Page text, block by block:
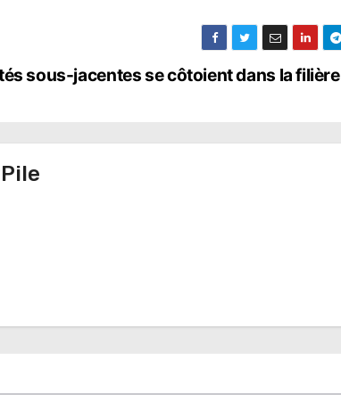
sous-jacentes se côtoient dans la filière